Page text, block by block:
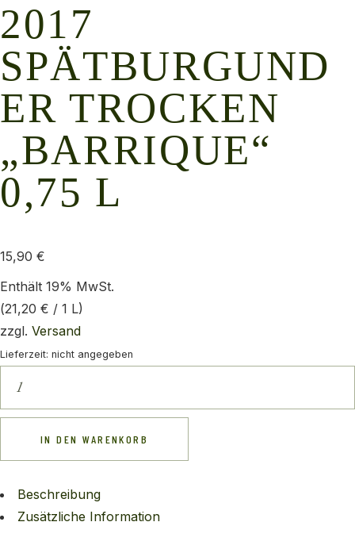
2017
SPÄTBURGUND
ER TROCKEN
„BARRIQUE“
0,75 L
15,90 €
Enthält 19% MwSt.
(21,20 € / 1 L)
zzgl. Versand
Lieferzeit: nicht angegeben
IN DEN WARENKORB
Beschreibung
Zusätzliche Information